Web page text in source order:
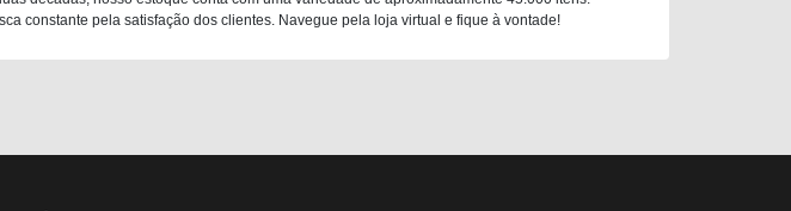
constante pela satisfação dos clientes. Navegue pela loja virtual e fique à vontade!